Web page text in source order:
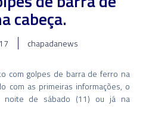
cabeça.
chapadanews
com golpes de barra de ferro na
com as primeiras informações, o
de sábado (11) ou já na